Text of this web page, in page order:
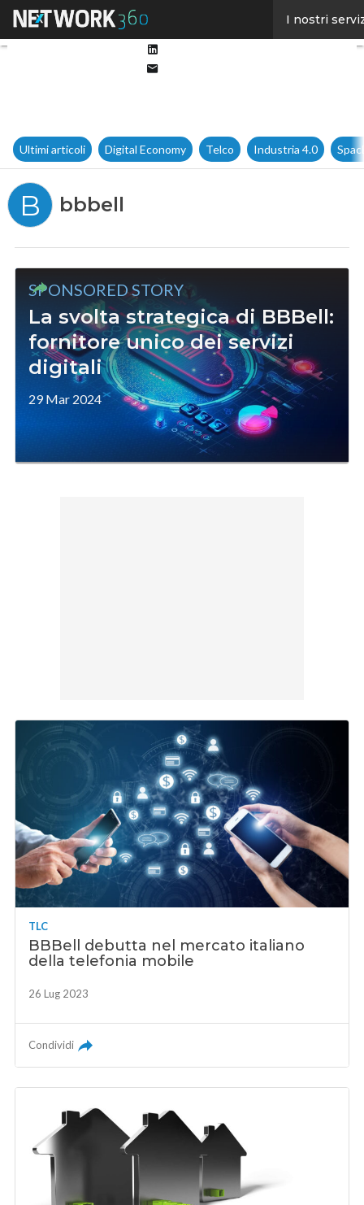
I nostri
Ultimi articoli Digital Economy Telco Industria 4.0
B bbbell
SPONSORED STORY
La svolta strategica di BBBell:
fornitore unico dei servizi
digitali
29 Mar 2024
TLC
BBBell debutta nel mercato italiano
della telefonia mobile
26 Lug 2023
Condividi